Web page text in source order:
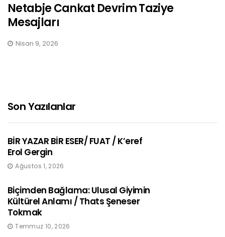
Netabje Cankat Devrim Taziye
Mesajları
Nisan 9, 2026
Son Yazılanlar
BİR YAZAR BİR ESER/ FUAT / K’eref
Erol Gergin
Ağustos 1, 2026
Biçimden Bağlama: Ulusal Giyimin
Kültürel Anlamı / Thats Şeneser
Tokmak
Temmuz 10, 2026